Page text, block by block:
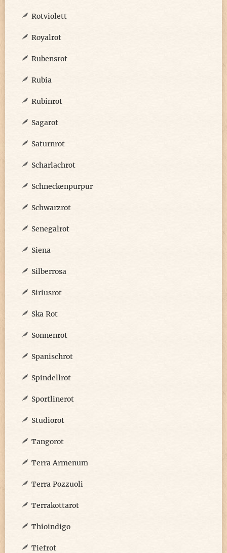
Rotviolett
Royalrot
Rubensrot
Rubia
Rubinrot
Sagarot
Saturnrot
Scharlachrot
Schneckenpurpur
Schwarzrot
Senegalrot
Siena
Silberrosa
Siriusrot
Ska Rot
Sonnenrot
Spanischrot
Spindellrot
Sportlinerot
Studiorot
Tangorot
Terra Armenum
Terra Pozzuoli
Terrakottarot
Thioindigo
Tiefrot